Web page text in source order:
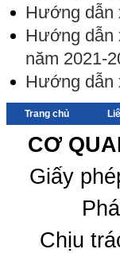
Hướng dẫn
Hướng dẫn
năm 2021-
Hướng dẫn
Trang chủ
CƠ
Giấy
Chịu